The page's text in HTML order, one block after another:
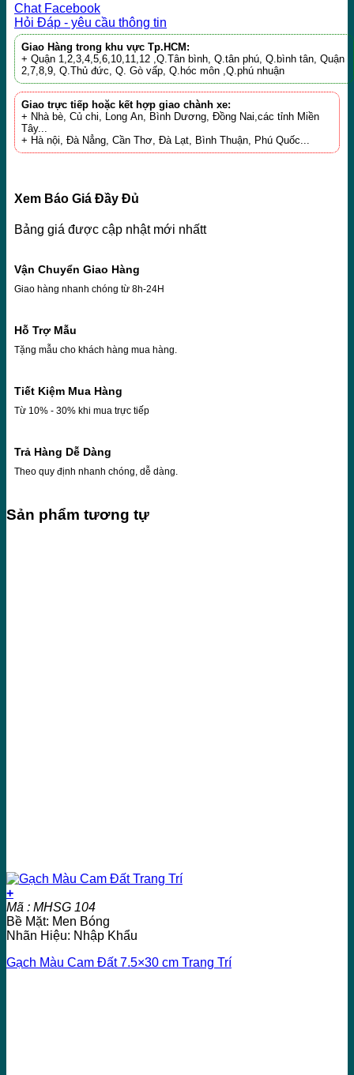
Chat Facebook
Hỏi Đáp - yêu cầu thông tin
Giao Hàng trong khu vực Tp.HCM:
+ Quận 1,2,3,4,5,6,10,11,12 ,Q.Tân bình, Q.tân phú, Q.bình tân, Quận
2,7,8,9, Q.Thủ đức, Q. Gò vấp, Q.hóc môn ,Q.phú nhuận
Giao trực tiếp hoặc kết hợp giao chành xe:
+ Nhà bè, Củ chi, Long An, Bình Dương, Đồng Nai,các tỉnh Miền
Tây...
+ Hà nội, Đà Nẳng, Cần Thơ, Đà Lạt, Bình Thuận, Phú Quốc...
Xem Báo Giá Đầy Đủ
Bảng giá được cập nhật mới nhấtt
Vận Chuyển Giao Hàng
Giao hàng nhanh chóng từ 8h-24H
Hỗ Trợ Mẫu
Tặng mẫu cho khách hàng mua hàng.
Tiết Kiệm Mua Hàng
Từ 10% - 30% khi mua trực tiếp
Trả Hàng Dễ Dàng
Theo quy định nhanh chóng, dễ dàng.
Sản phẩm tương tự
+
Mã : MHSG 104
Bề Mặt: Men Bóng
Nhãn Hiệu: Nhập Khẩu
Gạch Màu Cam Đất 7.5×30 cm Trang Trí